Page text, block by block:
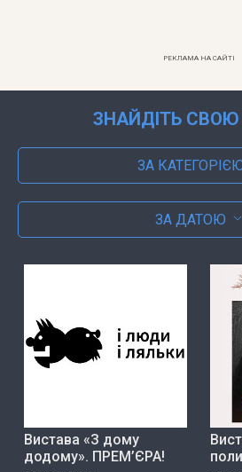
РЕКЛАМА НА САЙТІ
ЗНАЙДІТЬ
ЗА
ЗА ДАТОЮ
Вистава «З дому
додому». ПРЕМ’ЄРА!